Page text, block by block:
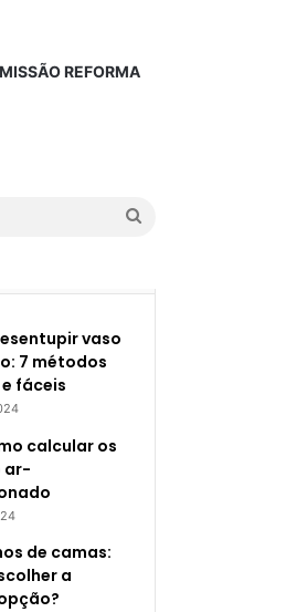
MISSÃO REFORMA
vaso
7 métodos
fáceis
calcular os
ar-
de camas:
a